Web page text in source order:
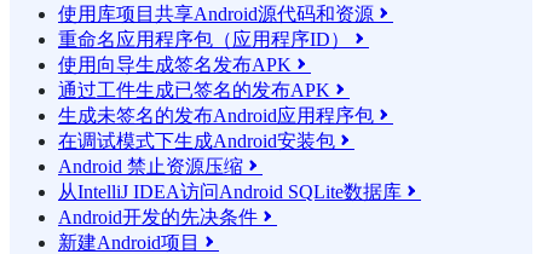
使用库项目共享Android源代码和资源 
重命名应用程序包（应用程序ID） 
使用向导生成签名发布APK 
通过工件生成已签名的发布APK 
生成未签名的发布Android应用程序包 
在调试模式下生成Android安装包 
Android 禁止资源压缩 
从IntelliJ IDEA访问Android SQLite数据库 
Android开发的先决条件 
新建Android项目 